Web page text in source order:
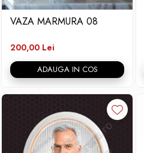
VAZA MARMURA 08
200,00 Lei
ADAUGA IN COS